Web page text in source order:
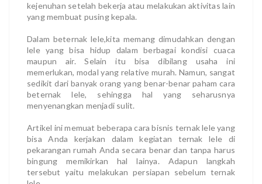
kejenuhan setelah bekerja atau melakukan aktivitas lain
yang membuat pusing kepala.
Dalam beternak lele,kita memang dimudahkan dengan
lele yang bisa hidup dalam berbagai kondisi cuaca
maupun air. Selain itu bisa dibilang usaha ini
memerlukan, modal yang relative murah. Namun, sangat
sedikit dari banyak orang yang benar-benar paham cara
beternak lele, sehingga hal yang seharusnya
menyenangkan menjadi sulit.
Artikel ini memuat beberapa cara bisnis ternak lele yang
bisa Anda kerjakan dalam kegiatan ternak lele di
pekarangan rumah Anda secara benar dan tanpa harus
bingung memikirkan hal lainya. Adapun langkah
tersebut yaitu melakukan persiapan sebelum ternak